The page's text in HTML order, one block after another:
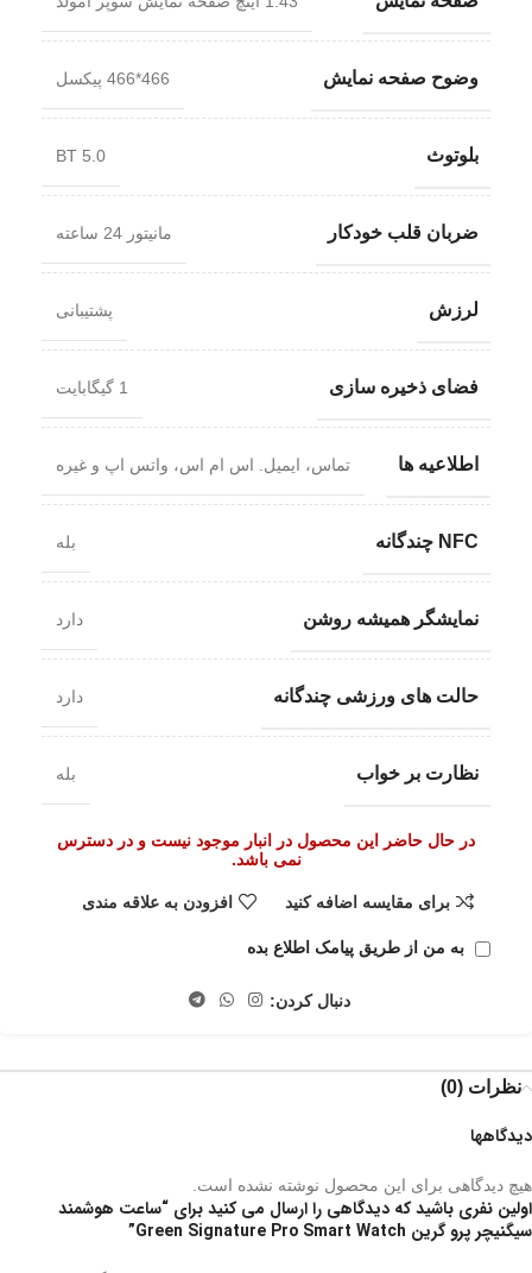
وضوح صفحه نمایش 466*466 پیکسل
بلوتوث BT 5.0
ضربان قلب خودکار مانیتور 24 ساعته
لرزش پشتیبانی
فضای ذخیره سازی 1 گیگابایت
اطلاعیه ها تماس، ایمیل. اس ام اس، واتس اپ و غیره
NFC چندگانه بله
نمایشگر همیشه روشن دارد
حالت های ورزشی چندگانه دارد
نظارت بر خواب بله
در حال حاضر این محصول در انبار موجود نیست و در دسترس
نمی باشد.
برای مقایسه اضافه کنید افزودن به علاقه مندی
به من از طریق پیامک اطلاع بده
دنبال کردن:
نظرات (0)
دیدگاهها
هیچ دیدگاهی برای این محصول نوشته نشده است.
اولین نفری باشید که دیدگاهی را ارسال می کنید برای “ساعت هوشمند
سیگنیچر پرو گرین Green Signature Pro Smart Watch”